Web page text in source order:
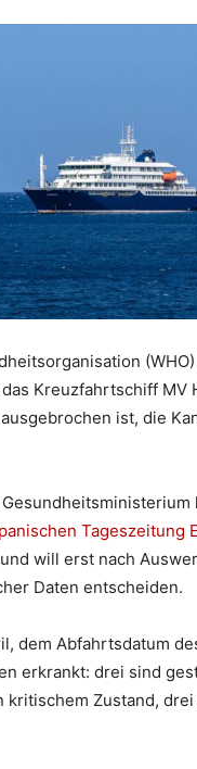
Kreuzfahrtschiff MV
ist, die
Tageszeitung
will erst nach
Daten entscheiden.
dem Abfahrtsdatum
erkrankt: drei sind
kritischem Zustand,